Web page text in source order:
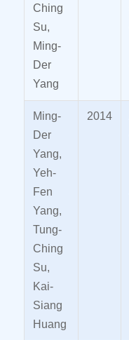
Ching
Su,
Ming-
Der
Yang
Ming-
Der
Yang,
Yeh-
Fen
Yang,
Tung-
Ching
Su,
Kai-
Siang
Huang
2014